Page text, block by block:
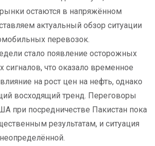
остаются в напряжённом
актуальный обзор ситуации
перевозок.
стало появление осторожных
сигналов, что оказало временное
на рост цен на нефть, однако
восходящий тренд. Переговоры
при посредничестве Пакистан пока
результатам, и ситуация